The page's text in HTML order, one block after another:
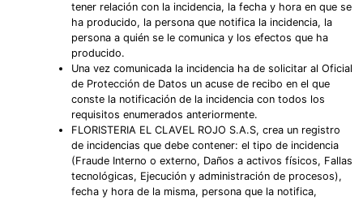
tener relación con la incidencia, la fecha y hora en que se
ha producido, la persona que notifica la incidencia, la
persona a quién se le comunica y los efectos que ha
producido.
Una vez comunicada la incidencia ha de solicitar al Oficial
de Protección de Datos un acuse de recibo en el que
conste la notificación de la incidencia con todos los
requisitos enumerados anteriormente.
FLORISTERIA EL CLAVEL ROJO S.A.S, crea un registro
de incidencias que debe contener: el tipo de incidencia
(Fraude Interno o externo, Daños a activos físicos, Fallas
tecnológicas, Ejecución y administración de procesos),
fecha y hora de la misma, persona que la notifica,